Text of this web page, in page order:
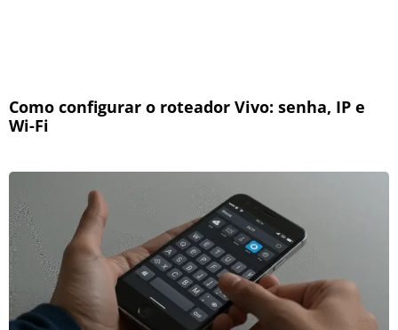
Como configurar o roteador Vivo: senha, IP e
Wi-Fi